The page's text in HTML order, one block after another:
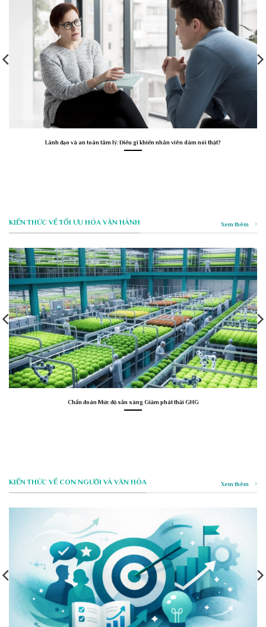
Lãnh đạo và an toàn tâm lý: Điều gì khiến nhân viên dám nói thật?
KIẾN THỨC VỀ TỐI ƯU HÓA VẬN HÀNH Xem thêm
Chẩn đoán Mức độ sẵn sàng Giảm phát thải GHG
KIẾN THỨC VỀ CON NGƯỜI VÀ VĂN HÓA Xem thêm